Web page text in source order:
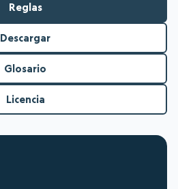
Reglas
Descargar
Glosario
Licencia